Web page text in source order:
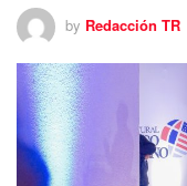
by Redacción TR